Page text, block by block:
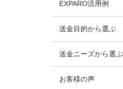
EXPARO活用例
送金目的から選ぶ
送金ニーズから選ぶ
お客様の声